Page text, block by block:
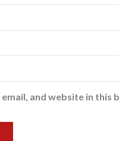
email, and website in